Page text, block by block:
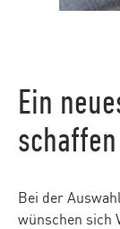
Ein
schaffen
Bei der
wünschen sich